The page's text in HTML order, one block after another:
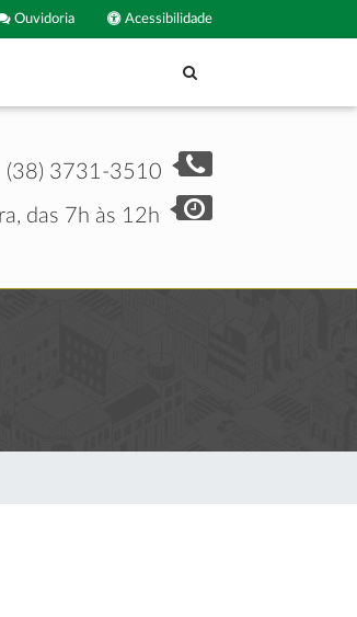
Acessibilidade
Ouvidoria
(38) 3731-3510
das 7h às 12h